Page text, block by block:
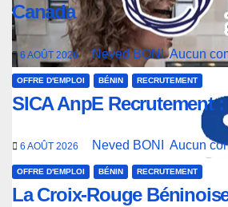
Canada
6 AOÛT 2026 Neved BONIAucun
OFFRE D'EMPLOI BÉNIN RECRUTEMENT
SICA AnpE Recrutement
6 AOÛT 2026 Neved BONI Aucun
OFFRE D'EMPLOI BÉNIN RECRUTEMENT
La Croix-Rouge